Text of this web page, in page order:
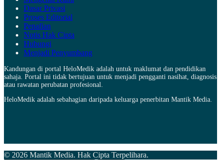
Dasar Privasi
Proses Editorial
Penafian
Notis Hak Cipta
Hubungi
Menjadi Penyumbang
Kandungan di portal HeloMedik adalah untuk maklumat dan pendidikan
sahaja. Portal ini tidak bertujuan untuk menjadi pengganti nasihat, diagnosis
atau rawatan perubatan profesional.
HeloMedik adalah sebahagian daripada keluarga penerbitan Mantik Media.
© 2026 Mantik Media. Hak Cipta Terpelihara.